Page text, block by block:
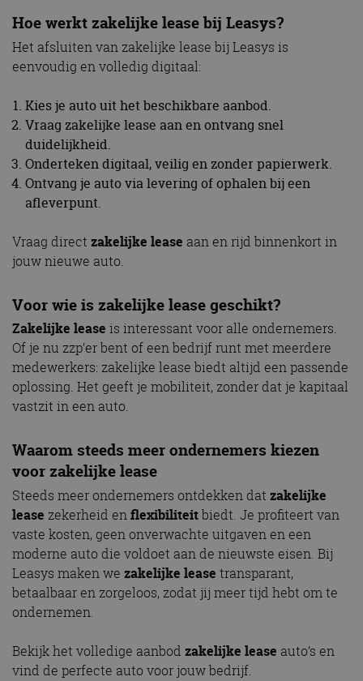
Hoe werktzakelijke lease bij Leasys?
Het afsluiten van zakelijke lease bij Leasys is
eenvoudig en volledig digitaal:
Kies je auto uit het beschikbare aanbod.
Vraag zakelijke lease aan en ontvang snel
duidelijkheid.
Onderteken digitaal, veilig en zonder papierwerk.
Ontvang je auto via levering of ophalen bij een
afleverpunt.
Vraag direct zakelijke lease aan en rijd binnenkort in
jouw nieuwe auto.
Voor wie is zakelijke leasegeschikt?
Zakelijke lease is interessant voor alle ondernemers.
Of je nu zzp’er bent of een bedrijf runt met meerdere
medewerkers: zakelijke lease biedt altijd een passende
oplossing. Het geeft je mobiliteit, zonder dat je kapitaal
vastzit in een auto.
Waarom steeds meer ondernemers kiezen
voorzakelijke lease
Steeds meer ondernemers ontdekken dat zakelijke
lease zekerheid enflexibiliteitbiedt. Je profiteert van
vaste kosten, geen onverwachte uitgaven en een
moderne auto die voldoet aan de nieuwste eisen. Bij
Leasys maken we zakelijke lease transparant,
betaalbaar en zorgeloos, zodat jij meer tijd hebt om te
ondernemen.
Bekijk het volledige aanbod zakelijke lease auto’s en
vind de perfecte auto voor jouw bedrijf.